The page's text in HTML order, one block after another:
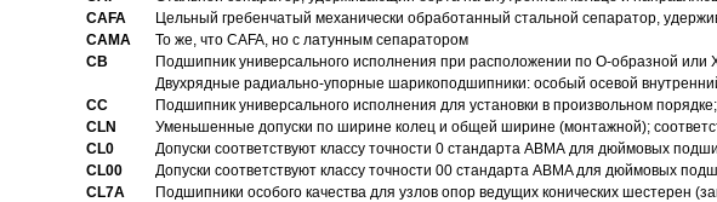
CAFA
Цельный гребенчатый механически обработанный стальной сепаратор,
CAMA
То же, что CAFA, но с латунным сепаратором
CB
Подшипник универсального исполнения при расположении по О-образной
Двухрядные радиально-упорные шарикоподшипники: особый осевой
CC
Подшипник универсального исполнения для установки в произвольном
CLN
Уменьшенные допуски по ширине колец и общей ширине (монтажной);
CL0
Допуски соответствуют классу точности 0 стандарта АВМА для дюймовых
CL00
Допуски соответствуют классу точности 00 стандарта ABMA для дюймовых
CL7A
Подшипники особого качества для узлов опор ведущих конических шестерен